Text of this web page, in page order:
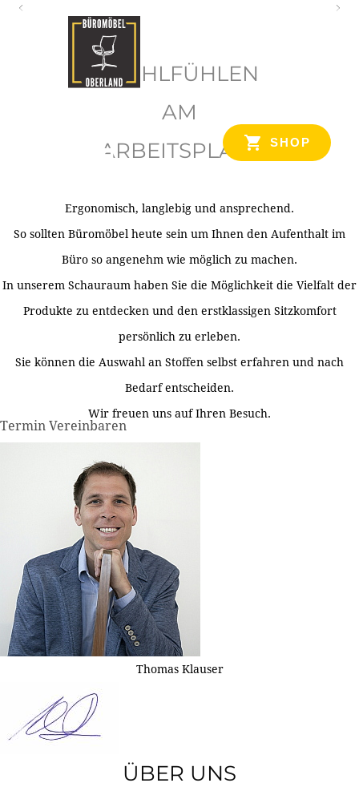
SHOP
WOHLFÜHLEN
AM
ARBEITSPLATZ
Ergonomisch, langlebig und ansprechend.
So sollten Büromöbel heute sein um Ihnen den Aufenthalt im
Büro so angenehm wie möglich zu machen.
In unserem Schauraum haben Sie die Möglichkeit die Vielfalt der
Produkte zu entdecken und den erstklassigen Sitzkomfort
persönlich zu erleben.
Sie können die Auswahl an Stoffen selbst erfahren und nach
Bedarf entscheiden.
Wir freuen uns auf Ihren Besuch.
Termin Vereinbaren
Thomas Klauser
ÜBER UNS